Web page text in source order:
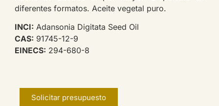
diferentes formatos. Aceite vegetal puro.
INCI: Adansonia Digitata Seed Oil
CAS: 91745-12-9
EINECS: 294-680-8
Solicitar presupuesto